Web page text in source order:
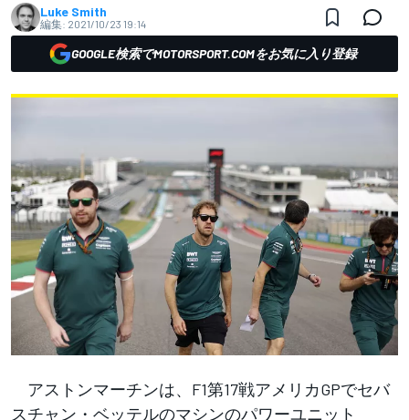
Luke Smith
編集: 2021/10/23 19:14
GOOGLE検索でMOTORSPORT.COMをお気に入り登録
アストンマーチンは、F1第17戦アメリカGPでセバ
スチャン・ベッテルのマシンのパワーユニット